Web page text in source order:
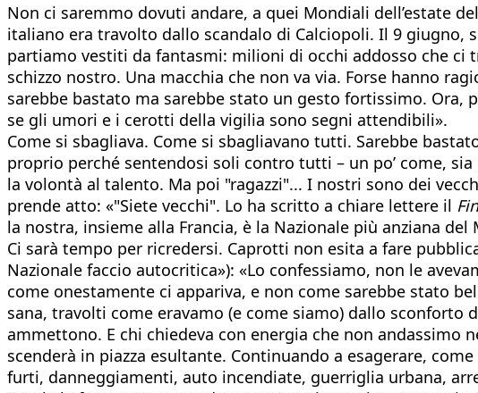
Non ci saremmo dovuti andare, a quei Mondiali dell’estate
italiano era travolto dallo scandalo di Calciopoli. Il 9 giugno,
partiamo vestiti da fantasmi: milioni di occhi addosso che ci
schizzo nostro. Una macchia che non va via. Forse hanno
sarebbe bastato ma sarebbe stato un gesto fortissimo.
se gli umori e i cerotti della vigilia sono segni attendibili».
Come si sbagliava. Come si sbagliavano tutti. Sarebbe
proprio perché sentendosi soli contro tutti – un po’ come,
la volontà al talento. Ma poi "ragazzi"... I nostri sono dei
prende atto: «"Siete vecchi". Lo ha scritto a chiare lettere il
la nostra, insieme alla Francia, è la Nazionale più anziana
Ci sarà tempo per ricredersi. Caprotti non esita a fare
Nazionale faccio autocritica»): «Lo confessiamo, non le
come onestamente ci appariva, e non come sarebbe stato
sana, travolti come eravamo (e come siamo) dallo
ammettono. E chi chiedeva con energia che non
scenderà in piazza esultante. Continuando a esagerare,
furti, danneggiamenti, auto incendiate, guerriglia urbana,